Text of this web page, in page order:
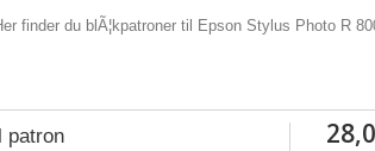
finder du blÃ¦kpatroner til Epson Stylus Photo R
patron